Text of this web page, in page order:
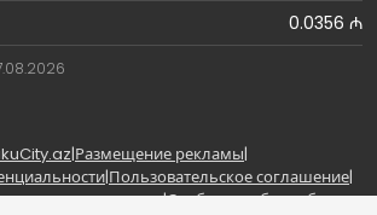
0.0356 ₼
|Размещение рекламы|
|Пользовательское соглашение|
материалов|Сообщить об ошибке